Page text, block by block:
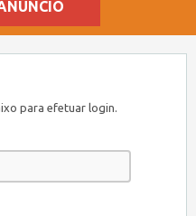
para efetuar login.